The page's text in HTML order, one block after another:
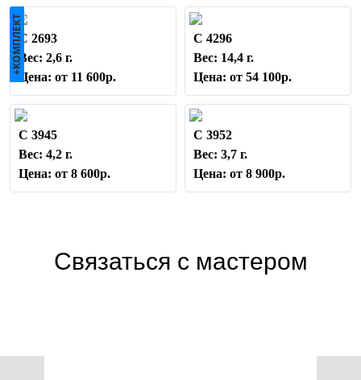
+КОМПЛЕКТС 2693
Вес: 2,6 г.
Цена: от 11 600р.
С 4296
Вес: 14,4 г.
Цена: от 54 100р.
С 3945
Вес: 4,2 г.
Цена: от 8 600р.
С 3952
Вес: 3,7 г.
Цена: от 8 900р.
Связаться с мастером